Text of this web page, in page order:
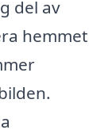
del av
hemmet